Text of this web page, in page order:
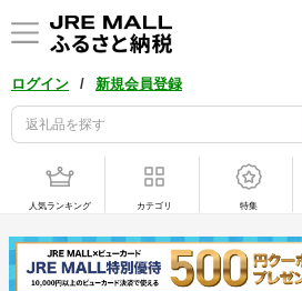
ログイン / 新規会員登録
人気ランキング カテゴリ 特集